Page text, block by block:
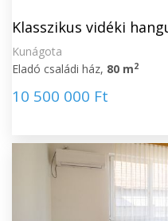
Klasszikus vidéki
Kunágota
Eladó családi ház, 80 m2
10 500 000 Ft